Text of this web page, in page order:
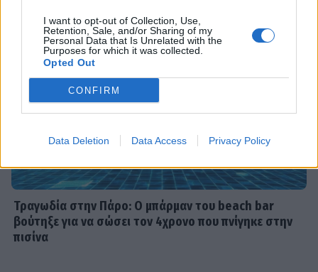
I want to opt-out of Collection, Use,
Retention, Sale, and/or Sharing of my
Personal Data that Is Unrelated with the
Purposes for which it was collected.
Opted Out
CONFIRM
Data Deletion Data Access Privacy Policy
SHOWBIZ
Βαλέρια Χοψονίδου - Αντώνης
Βλωτιδέλλης: Βάφτισαν τον γιο τους!
Το όνομα και το πάρτι με φίλους
SHOWBIZ
Τσουβέλας: Η σχέση με την Εύα και η
δημόσια υπεράσπισή της από τους
haters - «Θα το έκανα 500 φορές»
Τραγωδία στην Πάρο: Ο μπάρμαν του beach bar
βούτηξε για να σώσει τον 4χρονο που πνίγηκε στην
πισίνα